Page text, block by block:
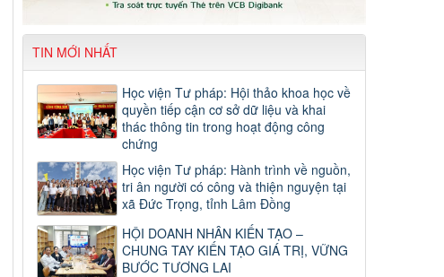
TIN MỚI NHẤT
Học viện Tư pháp: Hội thảo khoa học về
quyền tiếp cận cơ sở dữ liệu và khai
thác thông tin trong hoạt động công
chứng
Học viện Tư pháp: Hành trình về nguồn,
tri ân người có công và thiện nguyện tại
xã Đức Trọng, tỉnh Lâm Đồng
HỘI DOANH NHÂN KIẾN TẠO –
CHUNG TAY KIẾN TẠO GIÁ TRỊ, VỮNG
BƯỚC TƯƠNG LAI